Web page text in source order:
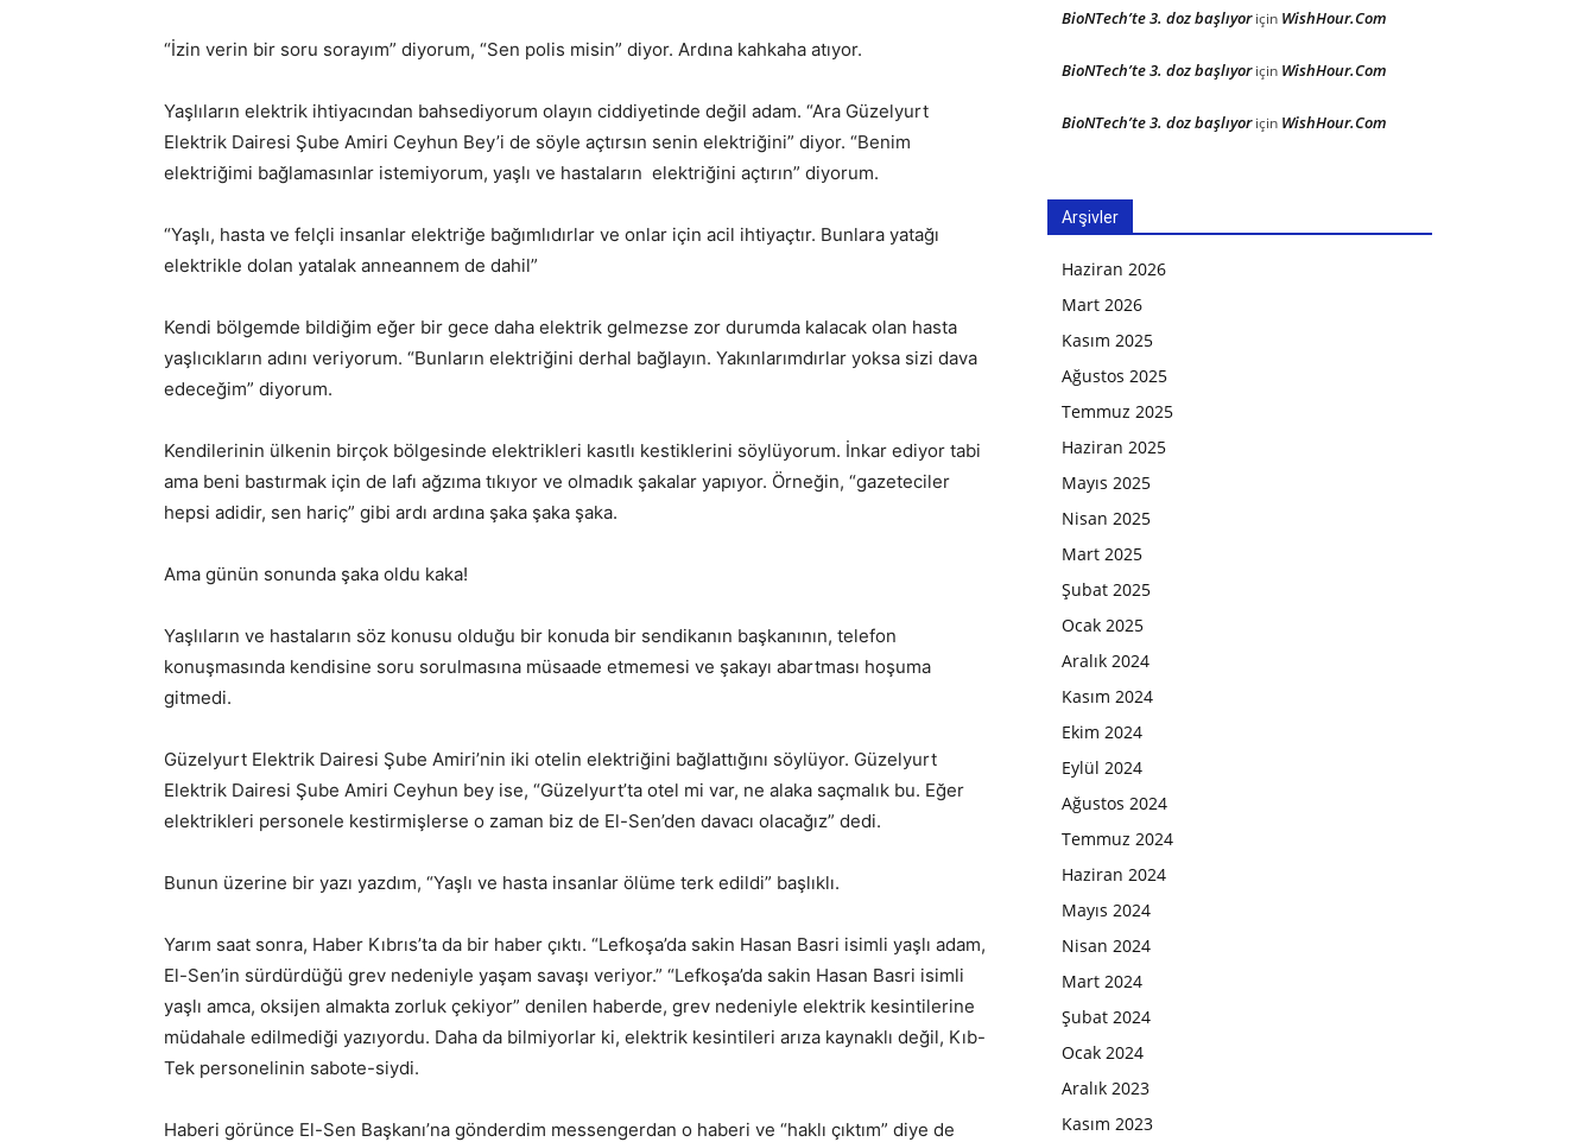
“İzin verin bir soru sorayım” diyorum, “Sen polis misin” diyor. Ardına kahkaha atıyor.
Yaşlıların elektrik ihtiyacından bahsediyorum olayın ciddiyetinde değil adam. “Ara Güzelyurt
Elektrik Dairesi Şube Amiri Ceyhun Bey’i de söyle açtırsın senin elektriğini” diyor. “Benim
elektriğimi bağlamasınlar istemiyorum, yaşlı ve hastaların elektriğini açtırın” diyorum.
“Yaşlı, hasta ve felçli insanlar elektriğe bağımlıdırlar ve onlar için acil ihtiyaçtır. Bunlara yatağı
elektrikle dolan yatalak anneannem de dahil”
Kendi bölgemde bildiğim eğer bir gece daha elektrik gelmezse zor durumda kalacak olan hasta
yaşlıcıkların adını veriyorum. “Bunların elektriğini derhal bağlayın. Yakınlarımdırlar yoksa sizi dava
edeceğim” diyorum.
Kendilerinin ülkenin birçok bölgesinde elektrikleri kasıtlı kestiklerini söylüyorum. İnkar ediyor tabi
ama beni bastırmak için de lafı ağzıma tıkıyor ve olmadık şakalar yapıyor. Örneğin, “gazeteciler
hepsi adidir, sen hariç” gibi ardı ardına şaka şaka şaka.
Ama günün sonunda şaka oldu kaka!
Yaşlıların ve hastaların söz konusu olduğu bir konuda bir sendikanın başkanının, telefon
konuşmasında kendisine soru sorulmasına müsaade etmemesi ve şakayı abartması hoşuma
gitmedi.
Güzelyurt Elektrik Dairesi Şube Amiri’nin iki otelin elektriğini bağlattığını söylüyor. Güzelyurt
Elektrik Dairesi Şube Amiri Ceyhun bey ise, “Güzelyurt’ta otel mi var, ne alaka saçmalık bu. Eğer
elektrikleri personele kestirmişlerse o zaman biz de El-Sen’den davacı olacağız” dedi.
Bunun üzerine bir yazı yazdım, “Yaşlı ve hasta insanlar ölüme terk edildi” başlıklı.
Yarım saat sonra, Haber Kıbrıs’ta da bir haber çıktı. “Lefkoşa’da sakin Hasan Basri isimli yaşlı adam,
El-Sen’in sürdürdüğü grev nedeniyle yaşam savaşı veriyor.” “Lefkoşa’da sakin Hasan Basri isimli
yaşlı amca, oksijen almakta zorluk çekiyor” denilen haberde, grev nedeniyle elektrik kesintilerine
müdahale edilmediği yazıyordu. Daha da bilmiyorlar ki, elektrik kesintileri arıza kaynaklı değil, Kıb-
Tek personelinin sabote-siydi.
Haberi görünce El-Sen Başkanı’na gönderdim messengerdan o haberi ve “haklı çıktım” diye de
BioNTech’te 3. doz başlıyoriçin WishHour.Com
BioNTech’te 3. doz başlıyoriçin WishHour.Com
BioNTech’te 3. doz başlıyoriçin WishHour.Com
Arşivler
Haziran 2026
Mart 2026
Kasım 2025
Ağustos 2025
Temmuz 2025
Haziran 2025
Mayıs 2025
Nisan 2025
Mart 2025
Şubat 2025
Ocak 2025
Aralık 2024
Kasım 2024
Ekim 2024
Eylül 2024
Ağustos 2024
Temmuz 2024
Haziran 2024
Mayıs 2024
Nisan 2024
Mart 2024
Şubat 2024
Ocak 2024
Aralık 2023
Kasım 2023